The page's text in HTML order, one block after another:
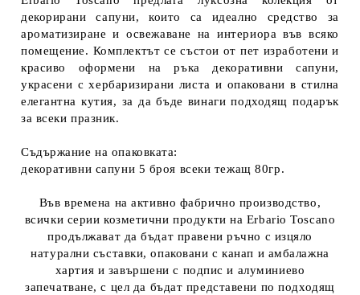
декорирани сапуни, които са идеално средство за
ароматизиране и освежаване на интериора във всяко
помещение. Комплектът се състои от пет изработени и
красиво оформени на ръка декоративни сапуни,
украсени с хербаризирани листа и опаковани в стилна
елегантна кутия, за да бъде винаги подходящ подарък
за всеки празник.
Съдържание на опаковката:
декоративни сапуни 5 броя всеки тежащ 80гр.
Във времена на активно фабрично производство,
всички серии козметични продукти на Erbario Toscano
продължават да бъдат правени ръчно с изцяло
натурални съставки, опаковани с канап и амбалажна
хартия и завършени с подпис и алуминиево
запечатване, с цел да бъдат представени по подходящ